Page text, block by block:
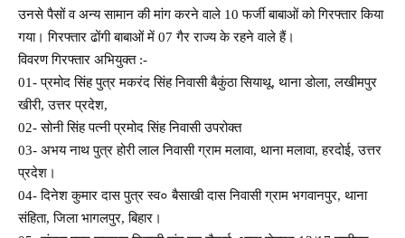
उनसे पैसों व अन्य सामान की मांग करने वाले 10 फर्जी बाबाओं को गिरफ्तार किया
गया। गिरफ्तार ढोंगी बाबाओं में 07 गैर राज्य के रहने वाले हैं।
विवरण गिरफ्तार अभियुक्त :-
01- प्रमोद सिंह पुत्र मकरंद सिंह निवासी बैकुंठा सियाथू, थाना डोला, लखीमपुर
खीरी, उत्तर प्रदेश,
02- सोनी सिंह पत्नी प्रमोद सिंह निवासी उपरोक्त
03- अभय नाथ पुत्र होरी लाल निवासी ग्राम मलावा, थाना मलावा, हरदोई, उत्तर
प्रदेश।
04- दिनेश कुमार दास पुत्र स्व० बैसाखी दास निवासी ग्राम भगवानपुर, थाना
संहिता, जिला भागलपुर, बिहार।